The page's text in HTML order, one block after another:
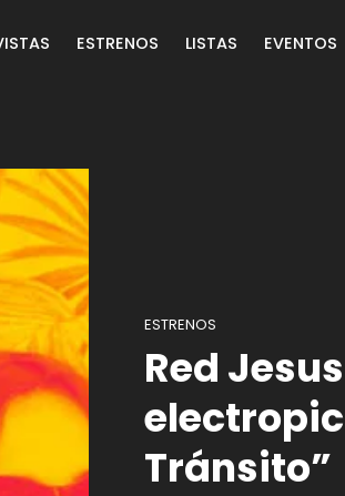
ESTRENOS LISTAS EVENTOS
ESTRENOS
Red
Tránsito”